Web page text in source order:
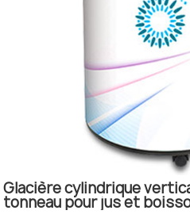
Glacière cylindrique
tonneau pour jus et